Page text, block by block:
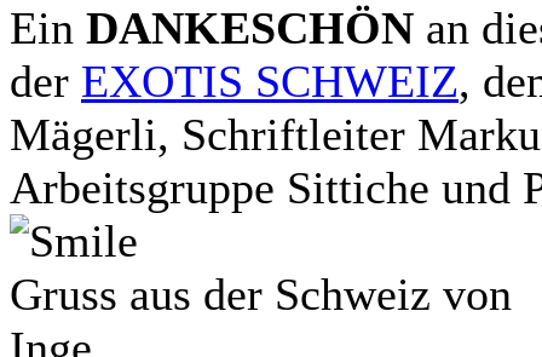
Ein DANKESCHÖN an
der EXOTIS SCHWEIZ,
Mägerli, Schriftleiter
Arbeitsgruppe Sittiche und
Gruss aus der Schweiz von